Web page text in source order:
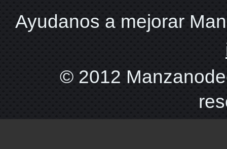
Ayudanos a mejorar
© 2012